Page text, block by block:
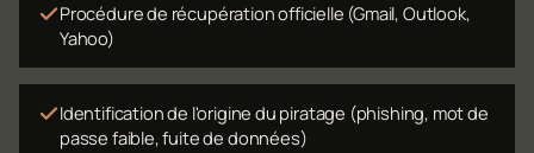
Procédure de récupération officielle (Gmail, Outlook,
Yahoo)
Identification de l'origine du piratage (phishing, mot de
passe faible, fuite de données)